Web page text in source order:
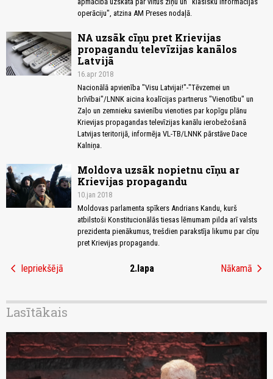
operāciju", atzina AM Preses nodaļā.
NA uzsāk cīņu pret Krievijas
propagandu televīzijas kanālos
Latvijā
16.apr 2018
Nacionālā apvienība "Visu Latvijai!"-"Tēvzemei un
brīvībai"/LNNK aicina koalīcijas partnerus "Vienotību" un
Zaļo un zemnieku savienību vienoties par kopīgu plānu
Krievijas propagandas televīzijas kanālu ierobežošanā
Latvijas teritorijā, informēja VL-TB/LNNK pārstāve Dace
Kalniņa.
Moldova uzsāk nopietnu cīņu ar
Krievijas propagandu
10.jan 2018
Moldovas parlamenta spīkers Andrians Kandu, kurš
atbilstoši Konstitucionālās tiesas lēmumam pilda arī valsts
prezidenta pienākumus, trešdien parakstīja likumu par cīņu
pret Krievijas propagandu.
chevron_left Iepriekšējā 2.lapa Nākamā chevron_right
Lasītākais